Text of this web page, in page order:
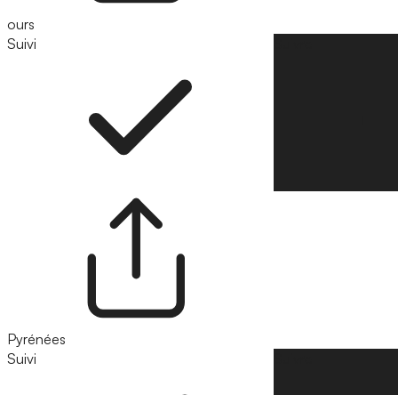
ours
Suivi
Pyrénées
Suivi